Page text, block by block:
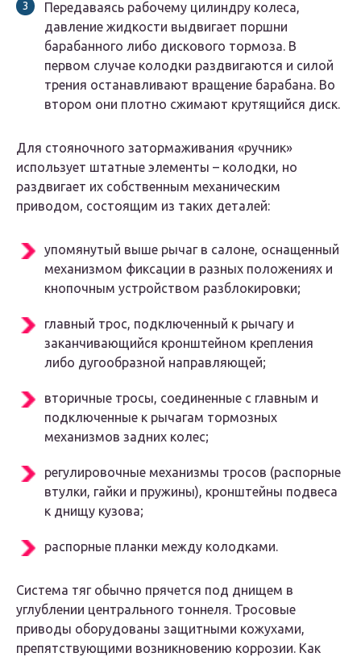
Передаваясь рабочему цилиндру колеса,
давление жидкости выдвигает поршни
барабанного либо дискового тормоза. В
первом случае колодки раздвигаются и силой
трения останавливают вращение барабана. Во
втором они плотно сжимают крутящийся диск.
Для стояночного затормаживания «ручник»
использует штатные элементы – колодки, но
раздвигает их собственным механическим
приводом, состоящим из таких деталей:
упомянутый выше рычаг в салоне, оснащенный
механизмом фиксации в разных положениях и
кнопочным устройством разблокировки;
главный трос, подключенный к рычагу и
заканчивающийся кронштейном крепления
либо дугообразной направляющей;
вторичные тросы, соединенные с главным и
подключенные к рычагам тормозных
механизмов задних колес;
регулировочные механизмы тросов (распорные
втулки, гайки и пружины), кронштейны подвеса
к днищу кузова;
распорные планки между колодками.
Система тяг обычно прячется под днищем в
углублении центрального тоннеля. Тросовые
приводы оборудованы защитными кожухами,
препятствующими возникновению коррозии. Как